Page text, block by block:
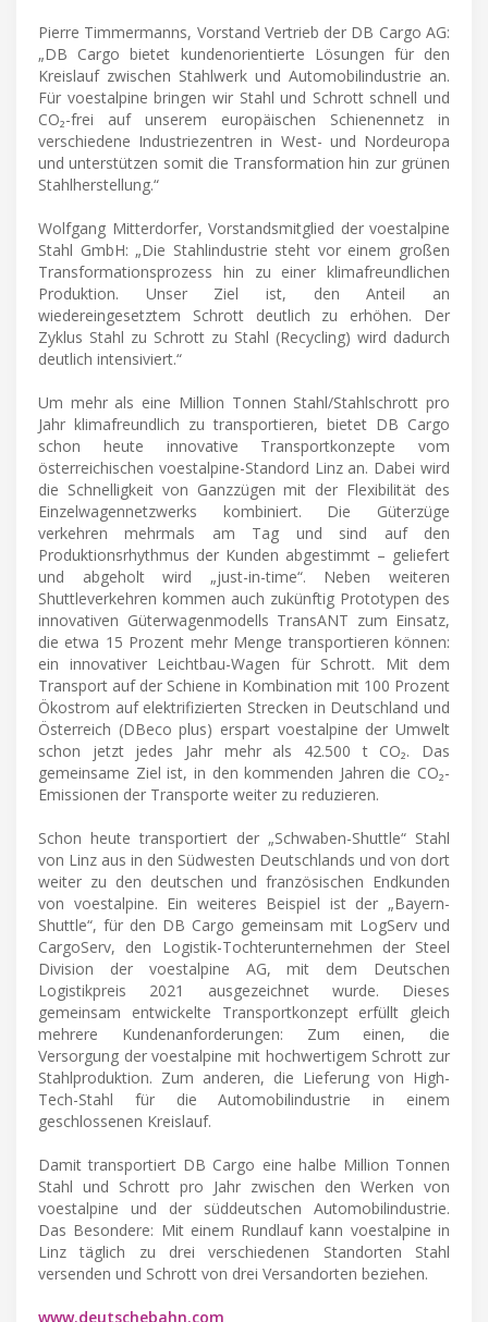
Pierre Timmermanns, Vorstand Vertrieb der DB Cargo AG:
„DB Cargo bietet kundenorientierte Lösungen für den
Kreislauf zwischen Stahlwerk und Automobilindustrie an.
Für voestalpine bringen wir Stahl und Schrott schnell und
CO₂-frei auf unserem europäischen Schienennetz in
verschiedene Industriezentren in West- und Nordeuropa
und unterstützen somit die Transformation hin zur grünen
Stahlherstellung.“
Wolfgang Mitterdorfer, Vorstandsmitglied der voestalpine
Stahl GmbH: „Die Stahlindustrie steht vor einem großen
Transformationsprozess hin zu einer klimafreundlichen
Produktion. Unser Ziel ist, den Anteil an
wiedereingesetztem Schrott deutlich zu erhöhen. Der
Zyklus Stahl zu Schrott zu Stahl (Recycling) wird dadurch
deutlich intensiviert.“
Um mehr als eine Million Tonnen Stahl/Stahlschrott pro
Jahr klimafreundlich zu transportieren, bietet DB Cargo
schon heute innovative Transportkonzepte vom
österreichischen voestalpine-Standord Linz an. Dabei wird
die Schnelligkeit von Ganzzügen mit der Flexibilität des
Einzelwagennetzwerks kombiniert. Die Güterzüge
verkehren mehrmals am Tag und sind auf den
Produktionsrhythmus der Kunden abgestimmt – geliefert
und abgeholt wird „just-in-time“. Neben weiteren
Shuttleverkehren kommen auch zukünftig Prototypen des
innovativen Güterwagenmodells TransANT zum Einsatz,
die etwa 15 Prozent mehr Menge transportieren können:
ein innovativer Leichtbau-Wagen für Schrott. Mit dem
Transport auf der Schiene in Kombination mit 100 Prozent
Ökostrom auf elektrifizierten Strecken in Deutschland und
Österreich (DBeco plus) erspart voestalpine der Umwelt
schon jetzt jedes Jahr mehr als 42.500 t CO₂. Das
gemeinsame Ziel ist, in den kommenden Jahren die CO₂-
Emissionen der Transporte weiter zu reduzieren.
Schon heute transportiert der „Schwaben-Shuttle“ Stahl
von Linz aus in den Südwesten Deutschlands und von dort
weiter zu den deutschen und französischen Endkunden
von voestalpine. Ein weiteres Beispiel ist der „Bayern-
Shuttle“, für den DB Cargo gemeinsam mit LogServ und
CargoServ, den Logistik-Tochterunternehmen der Steel
Division der voestalpine AG, mit dem Deutschen
Logistikpreis 2021 ausgezeichnet wurde. Dieses
gemeinsam entwickelte Transportkonzept erfüllt gleich
mehrere Kundenanforderungen: Zum einen, die
Versorgung der voestalpine mit hochwertigem Schrott zur
Stahlproduktion. Zum anderen, die Lieferung von High-
Tech-Stahl für die Automobilindustrie in einem
geschlossenen Kreislauf.
Damit transportiert DB Cargo eine halbe Million Tonnen
Stahl und Schrott pro Jahr zwischen den Werken von
voestalpine und der süddeutschen Automobilindustrie.
Das Besondere: Mit einem Rundlauf kann voestalpine in
Linz täglich zu drei verschiedenen Standorten Stahl
versenden und Schrott von drei Versandorten beziehen.
www.deutschebahn.com